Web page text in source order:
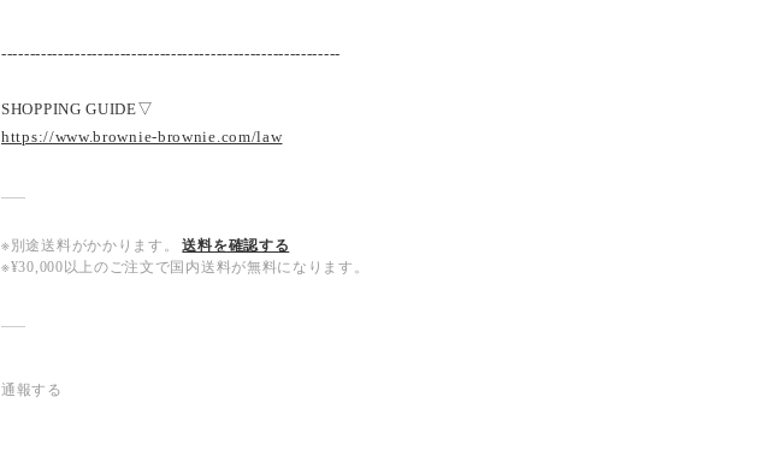
------------------------------------------------------------
SHOPPING GUIDE▽
https://www.brownie-brownie.com/law
※別途送料がかかります。
送料を確認する
※¥30,000以上のご注文で国内送料が無料になります。
通報する